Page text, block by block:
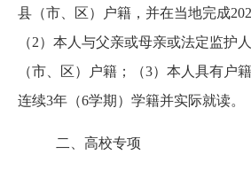
县（市、区）户籍，并在当地完成
（2）本人与父亲或母亲或法定监护
（市、区）户籍；（3）本人具有户
连续3年（6学期）学籍并实际就读。
二、高校专项